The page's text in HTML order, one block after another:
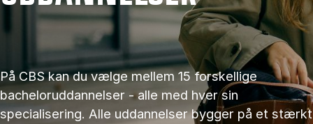
På CBS kan du vælge mellem 15 forskellige
bacheloruddannelser - alle med hver sin
specialisering. Alle uddannelser bygger på et stærkt